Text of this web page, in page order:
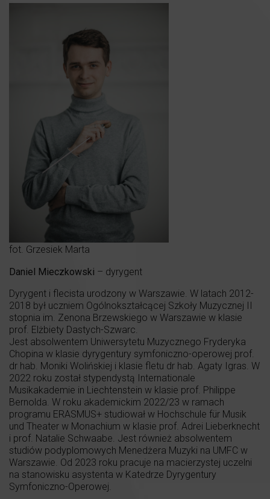
fot. Grzesiek Marta
Daniel Mieczkowski – dyrygent
Dyrygent i flecista urodzony w Warszawie. W latach 2012-
2018 był uczniem Ogólnokształcącej Szkoły Muzycznej II
stopnia im. Zenona Brzewskiego w Warszawie w klasie
prof. Elżbiety Dastych-Szwarc.
Jest absolwentem Uniwersytetu Muzycznego Fryderyka
Chopina w klasie dyrygentury symfoniczno-operowej prof.
dr hab. Moniki Wolińskiej i klasie fletu dr hab. Agaty Igras. W
2022 roku został stypendystą Internationale
Musikakademie in Liechtenstein w klasie prof. Philippe
Bernolda. W roku akademickim 2022/23 w ramach
programu ERASMUS+ studiował w Hochschule für Musik
und Theater w Monachium w klasie prof. Adrei Lieberknecht
i prof. Natalie Schwaabe. Jest również absolwentem
studiów podyplomowych Menedżera Muzyki na UMFC w
Warszawie. Od 2023 roku pracuje na macierzystej uczelni
na stanowisku asystenta w Katedrze Dyrygentury
Symfoniczno-Operowej.